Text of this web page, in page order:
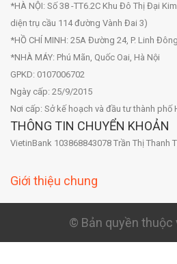
*HÀ NỘI: Số 38 -TT6.2C Khu Đô Thị Đại
diện trụ cầu 114 đường Vành Đai 3)
*HỒ CHÍ MINH: 25A Đường 24, P. Linh
*NHÀ MÁY: Phú Mãn, Quốc Oai, Hà Nội
GPKD: 0107006702
Ngày cấp: 25/9/2015
Nơi cấp: Sở kế hoạch và đầu tư thành phố
THÔNG TIN CHUYỂN KHOẢN
VietinBank 103868843078 Trần Thị Thanh
Giới thiệu chung
© Bản quyền thuộc